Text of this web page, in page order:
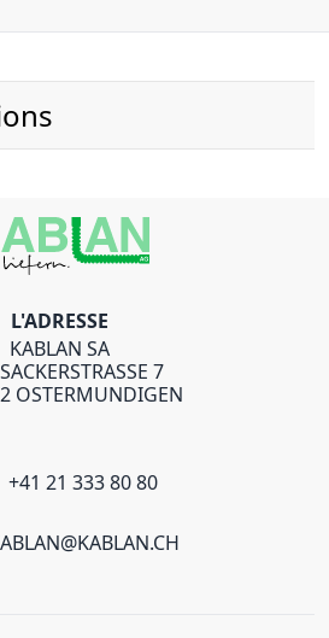
L'ADRESSE
KABLAN SA
7
OSTERMUNDIGEN
+41 21 333 80 80